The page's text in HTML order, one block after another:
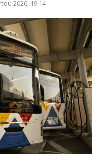
2026, 19:14